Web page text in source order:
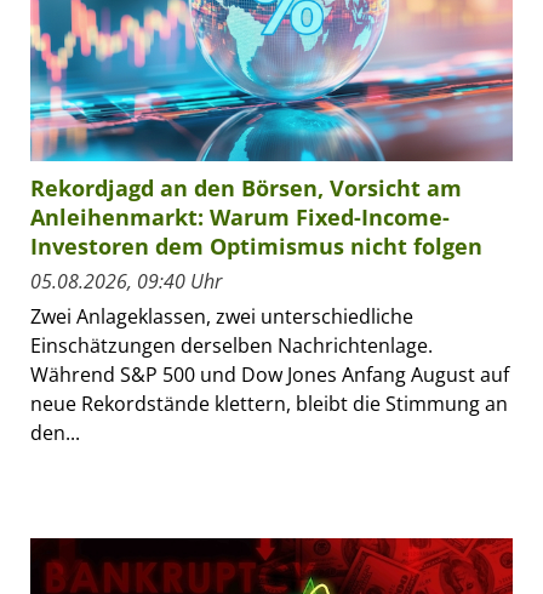
Rekordjagd an den Börsen, Vorsicht am
Anleihenmarkt: Warum Fixed-Income-
Investoren dem Optimismus nicht folgen
05.08.2026, 09:40 Uhr
Zwei Anlageklassen, zwei unterschiedliche
Einschätzungen derselben Nachrichtenlage.
Während S&P 500 und Dow Jones Anfang August auf
neue Rekordstände klettern, bleibt die Stimmung an
den...